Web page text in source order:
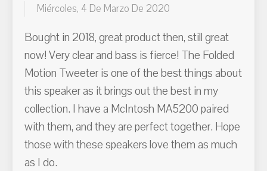
Miércoles, 4 De Marzo De 2020
Bought in 2018, great product then, still great
now! Very clear and bass is fierce! The Folded
Motion Tweeter is one of the best things about
this speaker as it brings out the best in my
collection. I have a McIntosh MA5200 paired
with them, and they are perfect together. Hope
those with these speakers love them as much
as I do.